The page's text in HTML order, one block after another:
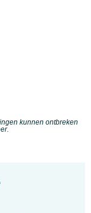
kunnen ontbreken